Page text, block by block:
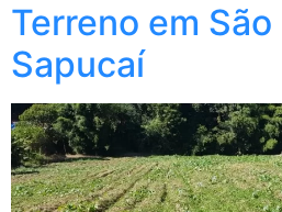
Terreno em
Sapucaí